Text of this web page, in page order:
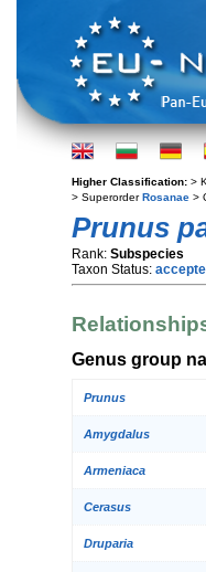
Higher Classification: >
> SuperorderRosanae >
Prunus
Rank: Subspecies
Taxon Status:
Genus group
Prunus
Amygdalus
Armeniaca
Cerasus
Druparia